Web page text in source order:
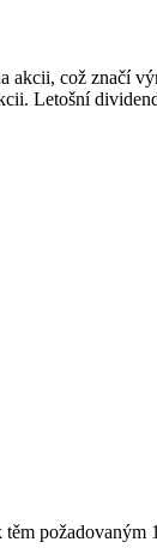
což značí
Letošní
požadovaným